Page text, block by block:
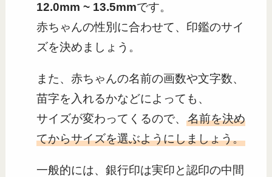
12.0mm ~ 13.5mmです。
赤ちゃんの性別に合わせて、印鑑のサイ
ズを決めましょう。
また、赤ちゃんの名前の画数や文字数、
苗字を入れるかなどによっても、
サイズが変わってくるので、名前を決め
てからサイズを選ぶようにしましょう。
一般的には、銀行印は実印と認印の中間